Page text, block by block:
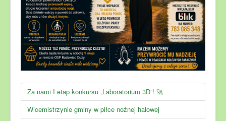
Za nami I etap konkursu „Laboratorium 3D”! 🚀
Wicemistrzynie gminy w piłce nożnej halowej